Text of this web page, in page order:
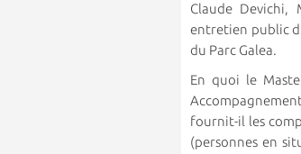
Claude Devichi,
entretien public
du Parc Galea.
En quoi le
fournit-il les
(personnes en